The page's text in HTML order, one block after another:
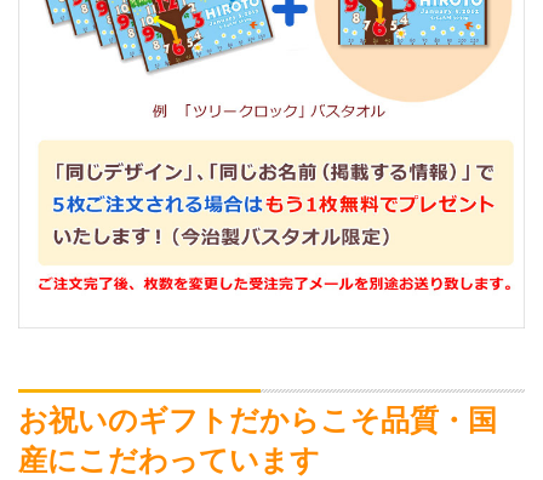
お祝いのギフトだからこそ品質・国
産にこだわっています